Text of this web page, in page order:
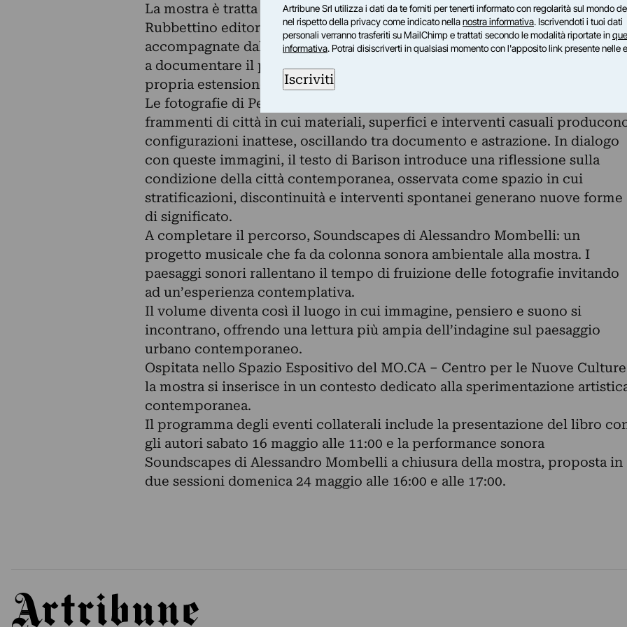
La mostra è tratta dall’omonimo volume Urban Marginalia, pubblicato da
Rubbettino editore nel 2026, che raccoglie le immagini di Alberto Petrò
accompagnate dal testo Aftercity di Marcello Barison. Il libro non si limita
a documentare il progetto fotografico, ma ne costituisce una vera e
propria estensione teorica e narrativa.
Le fotografie di Petrò compongono un atlante visivo dei margini urbani:
frammenti di città in cui materiali, superfici e interventi casuali
configurazioni inattese, oscillando tra documento e astrazione. In dialogo
con queste immagini, il testo di Barison introduce una riflessione sulla
condizione della città contemporanea, osservata come spazio in cui
stratificazioni, discontinuità e interventi spontanei generano nuove forme
di significato.
A completare il percorso, Soundscapes di Alessandro Mombelli: un
progetto musicale che fa da colonna sonora ambientale alla mostra. I
paesaggi sonori rallentano il tempo di fruizione delle fotografie invitando
ad un’esperienza contemplativa.
Il volume diventa così il luogo in cui immagine, pensiero e suono si
incontrano, offrendo una lettura più ampia dell’indagine sul paesaggio
urbano contemporaneo.
Ospitata nello Spazio Espositivo del MO.CA – Centro per le Nuove
la mostra si inserisce in un contesto dedicato alla sperimentazione
contemporanea.
Il programma degli eventi collaterali include la presentazione del libro
gli autori sabato 16 maggio alle 11:00 e la performance sonora
Soundscapes di Alessandro Mombelli a chiusura della mostra, proposta in
due sessioni domenica 24 maggio alle 16:00 e alle 17:00.
Artribune
Artribune Srl utilizza i dati da te forniti per tenerti informato con regolarità sul mondo
nel rispetto della privacy come indicato nellanostra informativa. Iscrivendoti i tuoi dati
personali verranno trasferiti su MailChimp e trattati secondo le modalità riportate in
informativa. Potrai disiscriverti in qualsiasi momento con l'apposito link presente nelle
Iscriviti